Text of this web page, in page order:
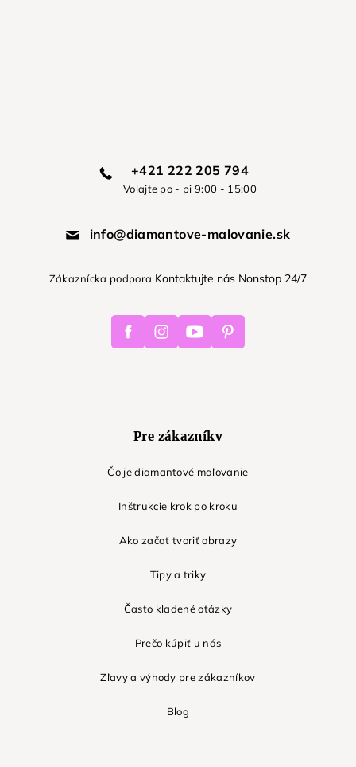
+421 222 205 794
Volajte po - pi 9:00 - 15:00
info@diamantove-malovanie.sk
Zákaznícka podpora Kontaktujte nás Nonstop 24/7
FacebookInstagramYoutube Pinterest
Pre zákazníkv
Čo je diamantové maľovanie
Inštrukcie krok po kroku
Ako začať tvoriť obrazy
Tipy a triky
Často kladené otázky
Prečo kúpiť u nás
Zľavy a výhody pre zákazníkov
Blog